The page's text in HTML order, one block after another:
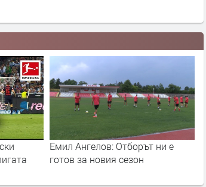
е
5 години от историческата
победа на "Хасково 2009" над